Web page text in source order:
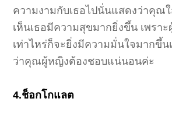
ความงามกับเธอไปนั่นแสดงว่าคุณ
เห็นเธอมีความสุขมากยิ่งขึ้น เพรา
เท่าไหร่ก็จะยิ่งมีความมั่นใจมากขึ้น
ว่าคุณผู้หญิงต้องชอบแน่นอนค่ะ
4.ช็อกโกแลต